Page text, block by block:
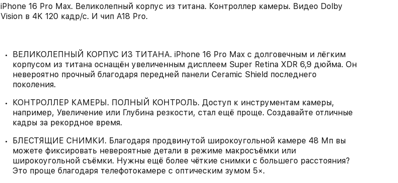
iPhone 16 Pro Max. Великолепный корпус из титана. Контроллер камеры. Видео Dolby
Vision в 4K 120 кадр/с. И чип A18 Pro.
ВЕЛИКОЛЕПНЫЙ КОРПУС ИЗ ТИТАНА. iPhone 16 Pro Max с долговечным и лёгким
корпусом из титана оснащён увеличенным дисплеем Super Retina XDR 6,9 дюйма. Он
невероятно прочный благодаря передней панели Ceramic Shield последнего
поколения.
КОНТРОЛЛЕР КАМЕРЫ. ПОЛНЫЙ КОНТРОЛЬ. Доступ к инструментам камеры,
например, Увеличение или Глубина резкости, стал ещё проще. Создавайте отличные
кадры за рекордное время.
БЛЕСТЯЩИЕ СНИМКИ. Благодаря продвинутой широкоугольной камере 48 Мп вы
можете фиксировать невероятные детали в режиме макросъёмки или
широкоугольной съёмки. Нужны ещё более чёткие снимки с большего расстояния?
Это проще благодаря телефотокамере с оптическим зумом 5×.